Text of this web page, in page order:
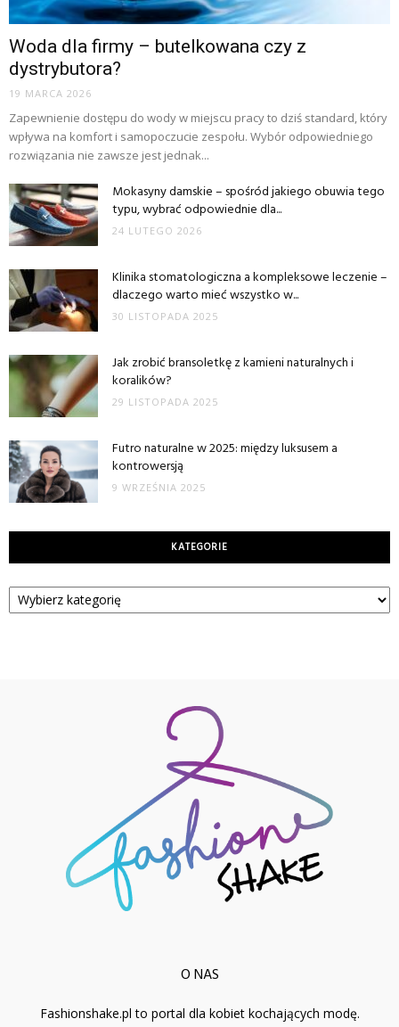
Woda dla firmy – butelkowana czy z
dystrybutora?
19 MARCA 2026
Zapewnienie dostępu do wody w miejscu pracy to dziś standard, który
wpływa na komfort i samopoczucie zespołu. Wybór odpowiedniego
rozwiązania nie zawsze jest jednak...
Mokasyny damskie – spośród jakiego obuwia tego
typu, wybrać odpowiednie dla...
24 LUTEGO 2026
Klinika stomatologiczna a kompleksowe leczenie –
dlaczego warto mieć wszystko w...
30 LISTOPADA 2025
Jak zrobić bransoletkę z kamieni naturalnych i
koralików?
29 LISTOPADA 2025
Futro naturalne w 2025: między luksusem a
kontrowersją
9 WRZEŚNIA 2025
KATEGORIE
Kategorie
O NAS
Fashionshake.pl to portal dla kobiet kochających modę.